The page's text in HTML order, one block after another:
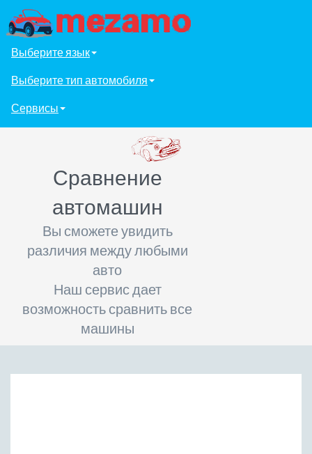
Выберите язык
Выберите тип автомобиля
Сервисы
Сравнение
автомашин
Вы сможете увидить
различия между любыми
авто
Наш сервис дает
возможность сравнить все
машины